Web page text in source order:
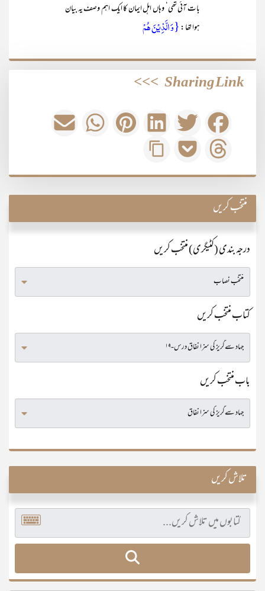
بات آئی تھی‘ وہاں اہل ایمان کا ایک اہم وصف یہ بیان
ہوا تھا :{وَ الَّذِیۡنَ ہُمۡ
Sharing Link
>>>
منتخب کریں
درجہ بندی (کٹیگری) منتخب کریں
کتاب منتخب کریں
باب منتخب کریں
تلاش کریں